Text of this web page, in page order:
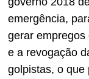
emergência,
gerar
e a revogação
golpistas, o que